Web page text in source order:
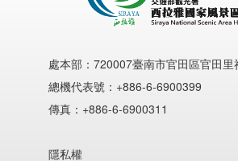
處本部： 720007臺南市官田區官田里
總機代表號：+886-6-6900399
傳真：+886-6-6900311
隱私權